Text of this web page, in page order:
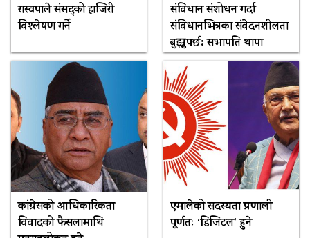
रास्वपाले संसद्को हाजिरी
विश्लेषण गर्ने
संविधान संशोधन गर्दा
संविधानभित्रका संवेदनशीलता
बुझ्नुपर्छ: सभापति थापा
कांग्रेसको आधिकारिकता
विवादको फैसलामाथि
एमालेको सदस्यता प्रणाली
पूर्णतः ‘डिजिटल’ हुने